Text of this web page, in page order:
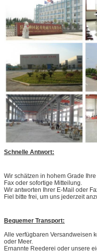
Schnelle Antwort:
Wir schätzen in hohem Grade
Fax oder sofortige Mitteilung.
Wir antworten Ihrer E-Mail oder
Fiel bitte frei, um uns jederzeit
Bequemer Transport:
Alle verfügbaren Versandweisen
oder Meer.
Ernannte Reederei oder unsere